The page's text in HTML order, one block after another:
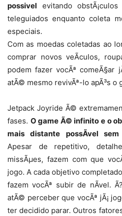
possivel evitando
teleguiados enquanto coleta
especiais.
Com as moedas coletadas ao
comprar novos veÃ­culos,
podem fazer vocÃª comeÃ§ar
atÃ© mesmo revivÃª-lo apÃ³s o
Jetpack Joyride Ã©
fases. O game Ã© infinito e o
mais distante possÃ­vel
Apesar de repetitivo,
missÃµes, fazem com que
jogo. A cada objetivo
fazem vocÃª subir de nÃ­vel.
atÃ© perceber que vocÃª jÃ¡
ter decidido parar. Outros